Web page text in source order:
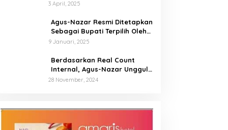
3 April, 2025
Agus-Nazar Resmi Ditetapkan
Sebagai Bupati Terpilih Oleh
KPU Kabupaten Tebo
9 Januari, 2025
Berdasarkan Real Count
Internal, Agus-Nazar Unggul
61 Persen dari Aspan-Tono
28 November, 2024